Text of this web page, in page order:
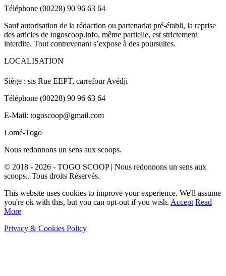
Téléphone (00228) 90 96 63 64
Sauf autorisation de la rédaction ou partenariat pré-établi, la reprise
des articles de togoscoop.info, même partielle, est strictement
interdite. Tout contrevenant s’expose à des poursuites.
LOCALISATION
Siège : sis Rue EEPT, carrefour Avédji
Téléphone (00228) 90 96 63 64
E-Mail: togoscoop@gmail.com
Lomé-Togo
Nous redonnons un sens aux scoops.
© 2018 - 2026 - TOGO SCOOP | Nous redonnons un sens aux
scoops.. Tous droits Réservés.
This website uses cookies to improve your experience. We'll assume
you're ok with this, but you can opt-out if you wish. Accept Read
More
Privacy & Cookies Policy